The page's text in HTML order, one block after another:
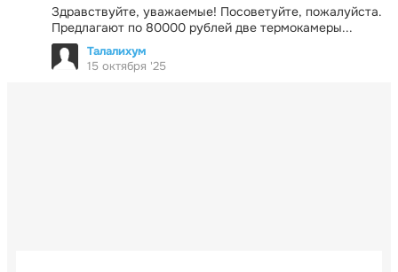
Здравствуйте, уважаемые! Посоветуйте, пожалуйста.
Предлагают по 80000 рублей две термокамеры...
Талалихум
15 октября '25